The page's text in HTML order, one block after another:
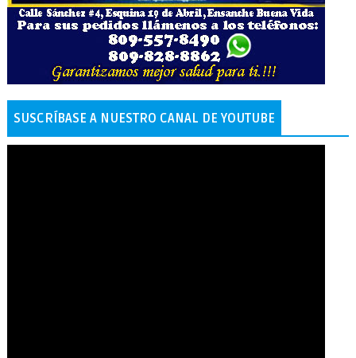
SUSCRÍBASE A NUESTRO CANAL DE YOUTUBE